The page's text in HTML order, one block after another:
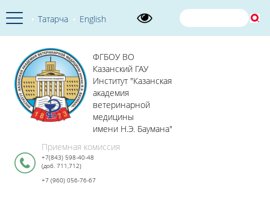
Татарча English
ФГБОУ ВО
Казанский ГАУ
Институт "Казанская
академия
ветеринарной
медицины
имени Н.Э. Баумана"
Приемная комиссия
+7(843) 598-40-48
(доб. 711,712)
+7 (960) 056-76-67